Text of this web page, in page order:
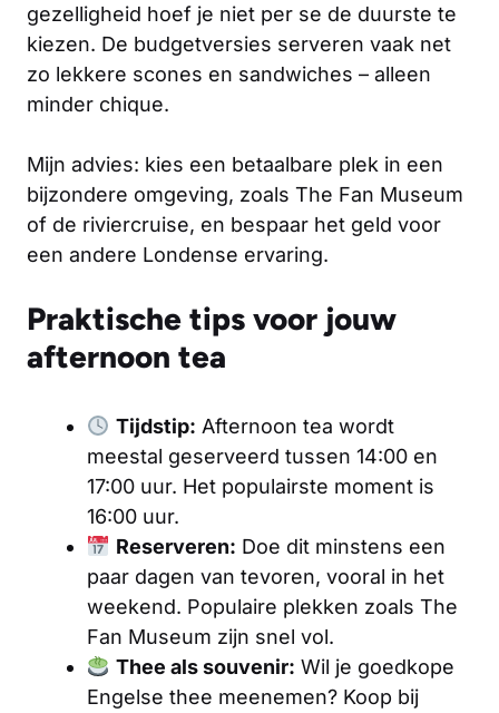
gezelligheid hoef je niet per se de duurste te
kiezen. De budgetversies serveren vaak net
zo lekkere scones en sandwiches – alleen
minder chique.
Mijn advies: kies een betaalbare plek in een
bijzondere omgeving, zoals The Fan Museum
of de riviercruise, en bespaar het geld voor
een andere Londense ervaring.
Praktische tips voor jouw
afternoon tea
Tijdstip: Afternoon tea wordt
meestal geserveerd tussen 14:00 en
17:00 uur. Het populairste moment is
16:00 uur.
Reserveren: Doe dit minstens een
paar dagen van tevoren, vooral in het
weekend. Populaire plekken zoals The
Fan Museum zijn snel vol.
Thee als souvenir: Wil je goedkope
Engelse thee meenemen? Koop bij